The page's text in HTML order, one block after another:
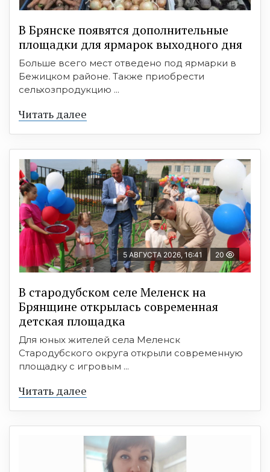
В Брянске появятся дополнительные
площадки для ярмарок выходного дня
Больше всего мест отведено под ярмарки в
Бежицком районе. Также приобрести
сельхозпродукцию ...
Читать далее
5 АВГУСТА 2026, 16:41 20
В стародубском селе Меленск на
Брянщине открылась современная
детская площадка
Для юных жителей села Меленск
Стародубского округа открыли современную
площадку с игровым ...
Читать далее